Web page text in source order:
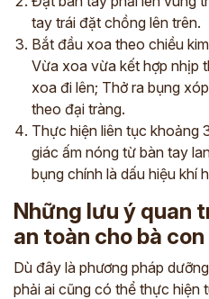
tay trái đặt chồng lên trên.
Bắt đầu xoa theo chiều
Vừa xoa vừa kết hợp nhịp
xoa đi lên; Thở ra bụng
theo đại tràng.
Thực hiện liên tục khoảng
giác ấm nóng từ bàn tay
bụng chính là dấu hiệu khí
Những lưu ý quan
an toàn cho bà con
Dù đây là phương pháp
phải ai cũng có thể thực hiện